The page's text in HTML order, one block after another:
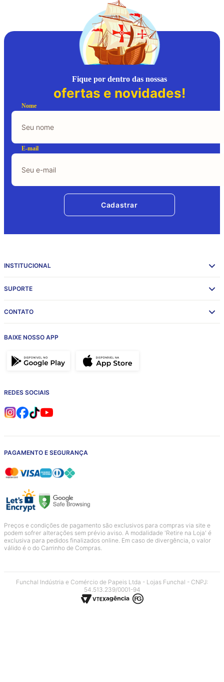
Fique por dentro das nossas
ofertas e novidades!
Nome
E-mail
Cadastrar
INSTITUCIONAL
SUPORTE
CONTATO
BAIXE NOSSO APP
REDES SOCIAIS
PAGAMENTO E SEGURANÇA
Preços e condições de pagamento são exclusivos para compras via site e
podem sofrer alterações sem prévio aviso. A modalidade 'Retire na Loja' é
exclusiva para pedidos finalizados online. Em caso de divergência, o valor
válido é o do Carrinho de Compras.
Funchal Indústria e Comércio de Papeis Ltda - Lojas Funchal - CNPJ:
54.513.239/0001-94